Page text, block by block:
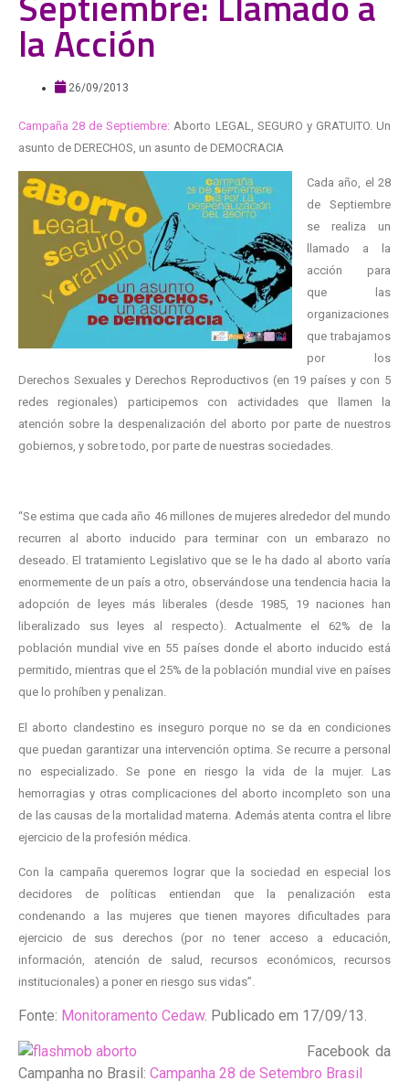
la Acción
26/09/2013
Campaña 28 de Septiembre: Aborto LEGAL, SEGURO y GRATUITO. Un
asunto de DERECHOS, un asunto de DEMOCRACIA
Cada año, el 28
de Septiembre
se realiza un
llamado a la
acción para
que las
organizaciones
que trabajamos
por los
Derechos Sexuales y Derechos Reproductivos (en 19 países y con 5
redes regionales) participemos con actividades que llamen la
atención sobre la despenalización del aborto por parte de nuestros
gobiernos, y sobre todo, por parte de nuestras sociedades.
“Se estima que cada año 46 millones de mujeres alrededor del mundo
recurren al aborto inducido para terminar con un embarazo no
deseado. El tratamiento Legislativo que se le ha dado al aborto varía
enormemente de un país a otro, observándose una tendencia hacia la
adopción de leyes más liberales (desde 1985, 19 naciones han
liberalizado sus leyes al respecto). Actualmente el 62% de la
población mundial vive en 55 países donde el aborto inducido está
permitido, mientras que el 25% de la población mundial vive en países
que lo prohíben y penalizan.
El aborto clandestino es inseguro porque no se da en condiciones
que puedan garantizar una intervención optima. Se recurre a personal
no especializado. Se pone en riesgo la vida de la mujer. Las
hemorragias y otras complicaciones del aborto incompleto son una
de las causas de la mortalidad materna. Además atenta contra el libre
ejercicio de la profesión médica.
Con la campaña queremos lograr que la sociedad en especial los
decidores de políticas entiendan que la penalización esta
condenando a las mujeres que tienen mayores dificultades para
ejercicio de sus derechos (por no tener acceso a educación,
información, atención de salud, recursos económicos, recursos
institucionales) a poner en riesgo sus vidas”.
Fonte: Monitoramento Cedaw. Publicado em 17/09/13.
Facebook da
Campanha no Brasil: Campanha 28 de Setembro Brasil